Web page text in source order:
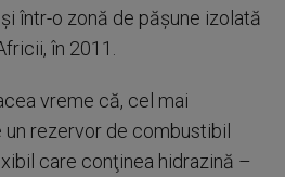
într-o zonă de păşune izolată
în 2011.
vreme că, cel mai
rezervor de combustibil
care conţinea hidrazină –